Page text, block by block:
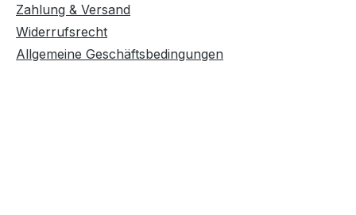
Zahlung & Versand
Widerrufsrecht
Allgemeine Geschäftsbedingungen